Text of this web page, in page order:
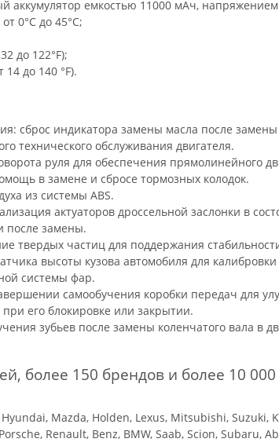
емкостью 11000 мАч, напряжением
0°C до 45°C;
до 122°F);
до 140 °F).
сброс индикатора замены масла после
технического обслуживания двигателя.
руля для обеспечения прямолинейного
в замене и сбросе тормозных колодок.
из системы ABS.
актуаторов дроссельной заслонки в
после замены.
твердых частиц для поддержания
высоты кузова автомобиля для
системы фар.
самообучения коробки передач для
его блокировке или закрытии.
зубьев после замены коленчатого вала в
более 150 брендов и более 10
Hyundai, Mazda, Holden, Lexus, Mitsubishi,
Renault, Benz, BMW, Saab, Scion, Subaru,